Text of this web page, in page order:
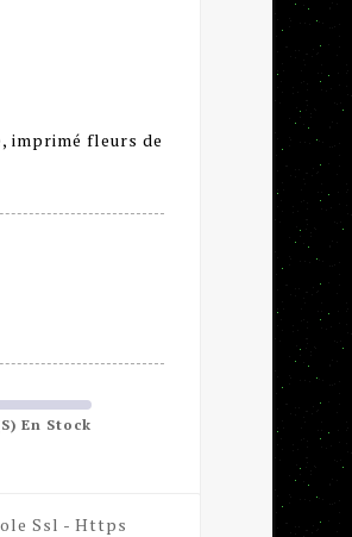
imprimé fleurs de
En Stock
Ssl - Https